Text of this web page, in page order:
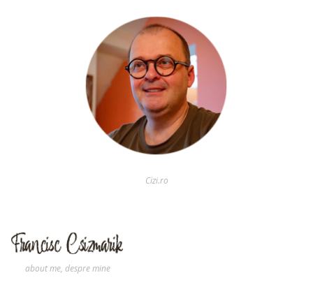
Cizi.ro
about me, despre mine